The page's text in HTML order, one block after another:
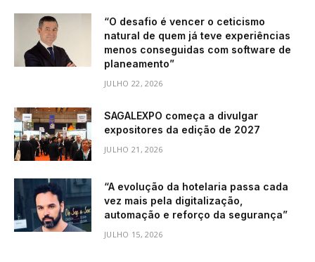
“O desafio é vencer o ceticismo
natural de quem já teve experiências
menos conseguidas com software de
planeamento”
JULHO 22, 2026
SAGALEXPO começa a divulgar
expositores da edição de 2027
JULHO 21, 2026
“A evolução da hotelaria passa cada
vez mais pela digitalização,
automação e reforço da segurança”
JULHO 15, 2026